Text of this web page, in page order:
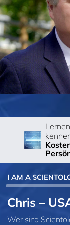
I AM A
Chris –
Wer sind